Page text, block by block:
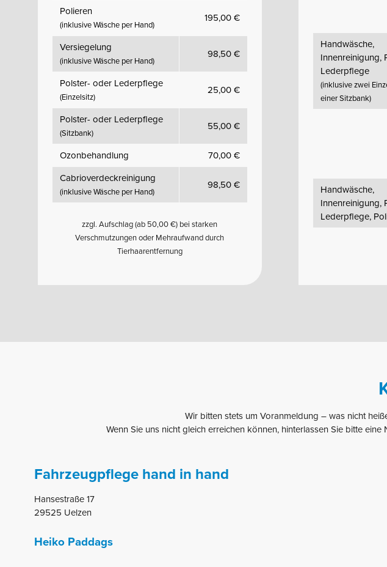
Polieren
(inklusive Wäsche per Hand)
195,00 €
Versiegelung
(inklusive Wäsche per Hand)
98,50 €
Polster- oder Lederpflege
(Einzelsitz)
25,00 €
Polster- oder Lederpflege
(Sitzbank)
55,00 €
Ozonbehandlung 70,00 €
Cabrioverdeckreinigung
(inklusive Wäsche per Hand)
98,50 €
zzgl. Aufschlag (ab 50,00 €) bei starken
Verschmutzungen oder Mehraufwand durch
Tierhaarentfernung
Handwäsche,
Innenreinigung,
Lederpflege
(inklusive zwei
einer Sitzbank)
Handwäsche,
Innenreinigung,
Lederpflege,
Wir bitten stets um Voranmeldung – was nicht
Wenn Sie uns nicht gleich erreichen können, hinterlassen Sie bitte
Fahrzeugpflege hand in hand
Hansestraße 17
29525 Uelzen
Heiko Paddags